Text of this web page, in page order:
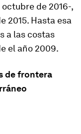
de 2016-,
2015. Hasta esa
a las costas
el año 2009.
de frontera